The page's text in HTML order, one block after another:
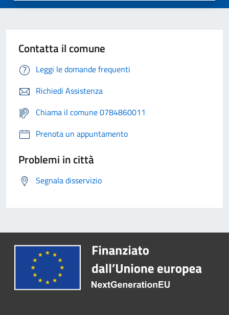
Contatta il comune
Leggi le domande frequenti
Richiedi Assistenza
Chiama il comune 0784860011
Prenota un appuntamento
Problemi in città
Segnala disservizio